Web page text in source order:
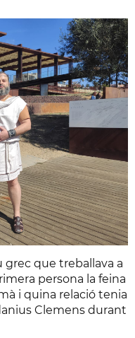
grec que treballava a
persona la feina
i quina relació tenia
Clemens durant